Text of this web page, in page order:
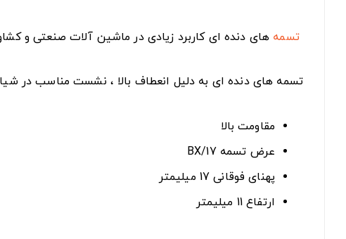
تسمه های دنده ای کاربرد زیادی در ماشین آلات صنعتی و
تسمه های دنده ای به دلیل انعطاف بالا ، نشست مناسب در
مقاومت بالا
عرض تسمه BX/17
پهنای فوقانی 17 میلیمتر
ارتفاع 11 میلیمتر